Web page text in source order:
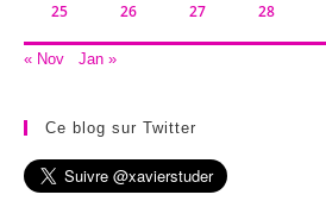
25 26 27 28
« Nov Jan »
Ce blog sur Twitter